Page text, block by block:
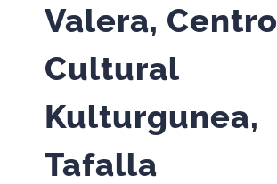
Valera, Centro
Cultural
Kulturgunea,
Tafalla